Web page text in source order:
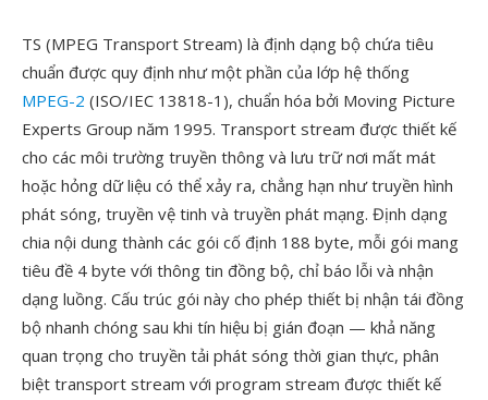
TS (MPEG Transport Stream) là định dạng bộ chứa tiêu
chuẩn được quy định như một phần của lớp hệ thống
MPEG-2 (ISO/IEC 13818-1), chuẩn hóa bởi Moving Picture
Experts Group năm 1995. Transport stream được thiết kế
cho các môi trường truyền thông và lưu trữ nơi mất mát
hoặc hỏng dữ liệu có thể xảy ra, chẳng hạn như truyền hình
phát sóng, truyền vệ tinh và truyền phát mạng. Định dạng
chia nội dung thành các gói cố định 188 byte, mỗi gói mang
tiêu đề 4 byte với thông tin đồng bộ, chỉ báo lỗi và nhận
dạng luồng. Cấu trúc gói này cho phép thiết bị nhận tái đồng
bộ nhanh chóng sau khi tín hiệu bị gián đoạn — khả năng
quan trọng cho truyền tải phát sóng thời gian thực, phân
biệt transport stream với program stream được thiết kế